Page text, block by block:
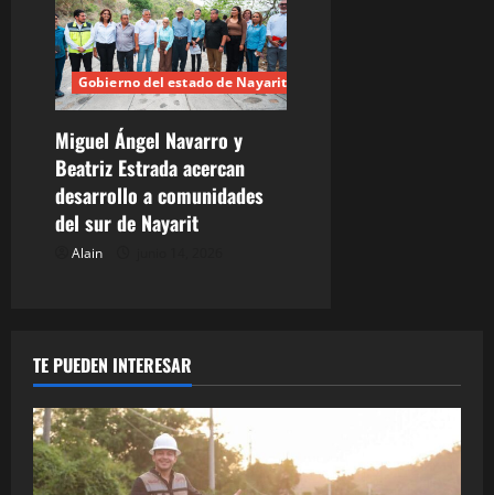
Gobierno del estado de Nayarit
Miguel Ángel Navarro y
Beatriz Estrada acercan
desarrollo a comunidades
del sur de Nayarit
Alain
TE PUEDEN INTERESAR